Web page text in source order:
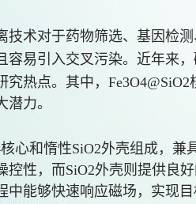
术对于药物筛选、基因检测
容易引入交叉污染。近年来
究热点。其中，
力。
心和惰性SiO2外壳组成，兼
性，而SiO2外壳则提供良
能够快速响应磁场，实现